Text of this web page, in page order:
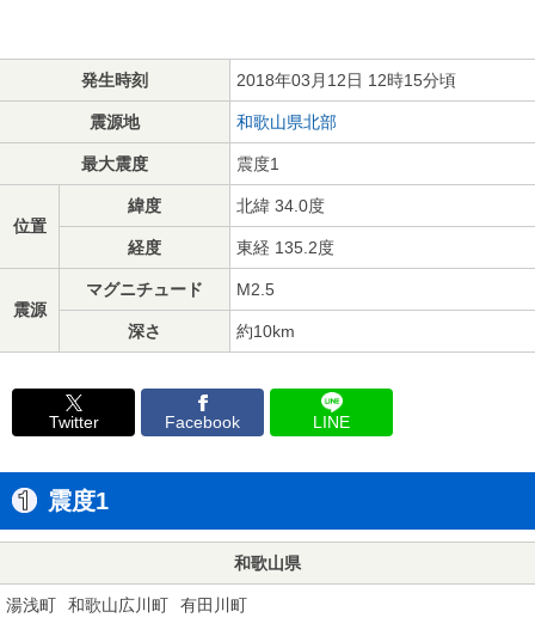
発生時刻 2018年03月12日 12時15分頃
震源地 和歌山県北部
最大震度 震度1
位置
緯度 北緯 34.0度
経度 東経 135.2度
震源
マグニチュード M2.5
深さ 約10km
Twitter Facebook LINE
震度1
和歌山県
湯浅町 和歌山広川町 有田川町